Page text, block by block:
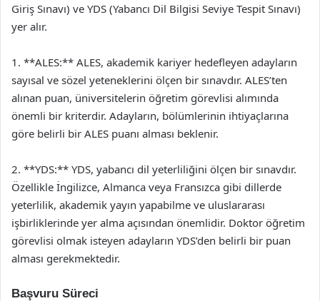
Giriş Sınavı) ve YDS (Yabancı Dil Bilgisi Seviye Tespit Sınavı)
yer alır.
1. **ALES:** ALES, akademik kariyer hedefleyen adayların
sayısal ve sözel yeteneklerini ölçen bir sınavdır. ALES’ten
alınan puan, üniversitelerin öğretim görevlisi alımında
önemli bir kriterdir. Adayların, bölümlerinin ihtiyaçlarına
göre belirli bir ALES puanı alması beklenir.
2. **YDS:** YDS, yabancı dil yeterliliğini ölçen bir sınavdır.
Özellikle İngilizce, Almanca veya Fransızca gibi dillerde
yeterlilik, akademik yayın yapabilme ve uluslararası
işbirliklerinde yer alma açısından önemlidir. Doktor öğretim
görevlisi olmak isteyen adayların YDS’den belirli bir puan
alması gerekmektedir.
Başvuru Süreci